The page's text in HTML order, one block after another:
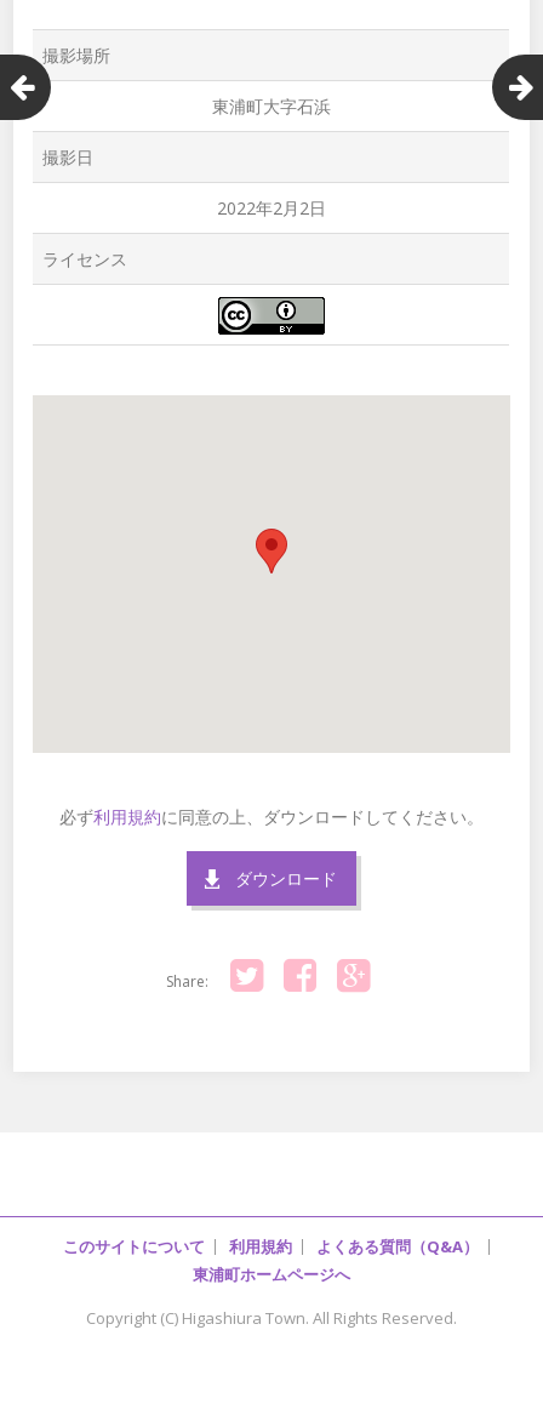
撮影場所
東浦町大字石浜
撮影日
2022年2月2日
ライセンス
必ず利用規約に同意の上、ダウンロードしてください。
ダウンロード
Share:
このサイトについて 利用規約
よくある質問（Q&A）
東浦町ホームページへ
Copyright (C) Higashiura Town. All Rights Reserved.